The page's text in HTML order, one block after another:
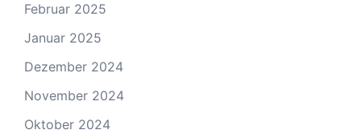
Februar 2025
Januar 2025
Dezember 2024
November 2024
Oktober 2024